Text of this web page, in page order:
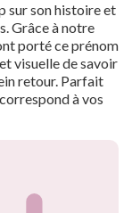
sur son histoire et
Grâce à notre
porté ce prénom
visuelle de savoir
retour. Parfait
à vos